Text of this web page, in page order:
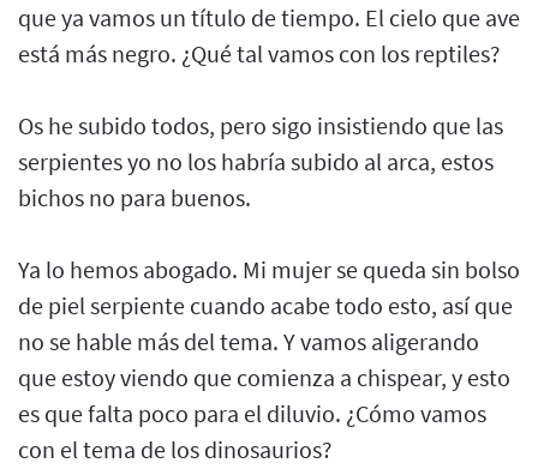
que ya vamos un título de tiempo. El cielo que ave
está más negro. ¿Qué tal vamos con los reptiles?
Os he subido todos, pero sigo insistiendo que las
serpientes yo no los habría subido al arca, estos
bichos no para buenos.
Ya lo hemos abogado. Mi mujer se queda sin bolso
de piel serpiente cuando acabe todo esto, así que
no se hable más del tema. Y vamos aligerando
que estoy viendo que comienza a chispear, y esto
es que falta poco para el diluvio. ¿Cómo vamos
con el tema de los dinosaurios?